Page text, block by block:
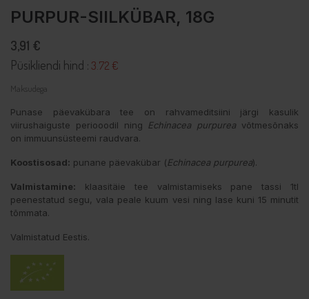
PURPUR-SIILKÜBAR, 18G
3,91 €
Püsikliendi hind : 3.72 €
Maksudega
Punase päevakübara tee on rahvameditsiini järgi kasulik
viirushaiguste periooodil ning Echinacea purpurea võtmesõnaks
on immuunsüsteemi raudvara.
Koostisosad: punane päevakübar (Echinacea purpurea).
Valmistamine: klaasitäie tee valmistamiseks pane tassi 1tl
peenestatud segu, vala peale kuum vesi ning lase kuni 15 minutit
tõmmata.
Valmistatud Eestis.